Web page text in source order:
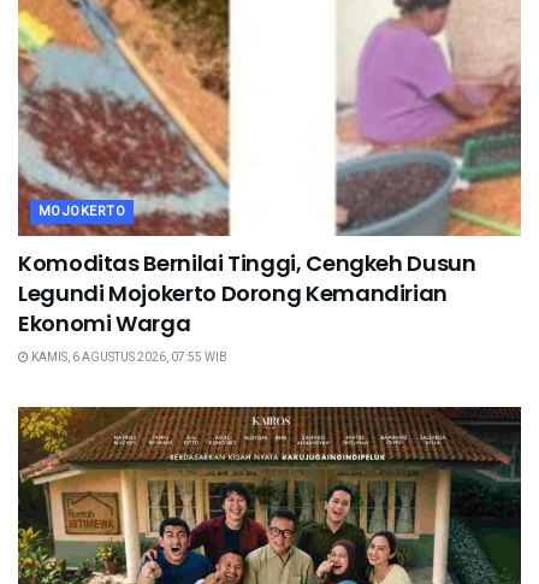
MOJOKERTO
Komoditas Bernilai Tinggi, Cengkeh Dusun
Legundi Mojokerto Dorong Kemandirian
Ekonomi Warga
KAMIS, 6 AGUSTUS 2026, 07:55 WIB